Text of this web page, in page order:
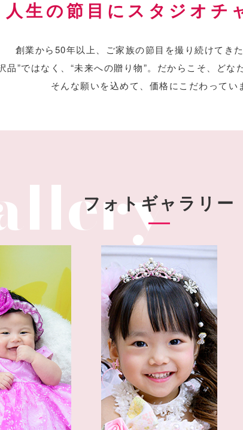
人生の節目にスタジオチ
創業から50年以上、
ご家族の節目を撮り続けてき
品”ではなく、“未来への贈り物”。 だからこそ、どな
そんな願いを込めて、価格にこだわってい
フォトギャラリー